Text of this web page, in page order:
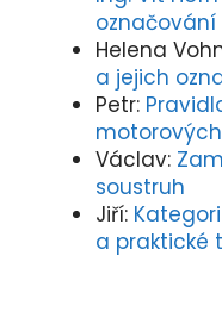
označování
Helena
a jejich
Petr:
Václav:
soustruh
Jiří:
a praktické